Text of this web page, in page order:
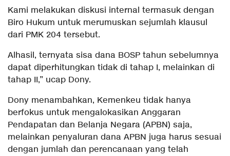
Kami melakukan diskusi internal termasuk dengan
Biro Hukum untuk merumuskan sejumlah klausul
dari PMK 204 tersebut.
Alhasil, ternyata sisa dana BOSP tahun sebelumnya
dapat diperhitungkan tidak di tahap I, melainkan di
tahap II,” ucap Dony.
Dony menambahkan, Kemenkeu tidak hanya
berfokus untuk mengalokasikan Anggaran
Pendapatan dan Belanja Negara (APBN) saja,
melainkan penyaluran dana APBN juga harus sesuai
dengan jumlah dan perencanaan yang telah